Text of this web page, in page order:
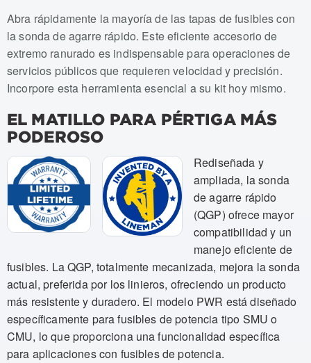
Numeros de articulo: USSA-QGP, USSA-QGP-F, USSA-
Abra rápidamente la mayoría de las tapas de fusibles con
la sonda de agarre rápido. Este eficiente accesorio de
extremo ranurado es indispensable para operaciones de
servicios públicos que requieren velocidad y precisión.
Incorpore esta herramienta esencial a su kit hoy mismo.
EL MATILLO PARA PÉRTIGA MÁS
PODEROSO
Rediseñada y
ampliada, la sonda
de agarre rápido
(QGP) ofrece mayor
compatibilidad y un
manejo eficiente de
fusibles. La QGP, totalmente mecanizada, mejora la sonda
actual, preferida por los linieros, ofreciendo un producto
más resistente y duradero. El modelo PWR está diseñado
específicamente para fusibles de potencia tipo SMU o
CMU, lo que proporciona una funcionalidad específica
para aplicaciones con fusibles de potencia.